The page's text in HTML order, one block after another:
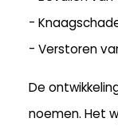
-
- Verstoren
De
noemen. Het